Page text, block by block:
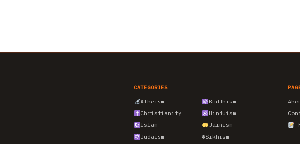
CATEGORIES
Atheism
Buddhism
Christianity
Hinduism
Islam
Jainism
Judaism
☬Sikhism